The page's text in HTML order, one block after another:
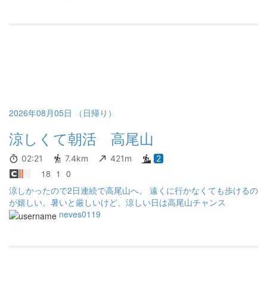
2026年08月05日 （日帰り）
涼しくて朝活 高尾山
02:21 7.4km 421m 2
18 1 0
涼しかったので2日連続で高尾山へ。 遠くに行かなくても歩けるの
が嬉しい。暑いと厳しいけど、涼しい日は高尾山チャンス
neves0119